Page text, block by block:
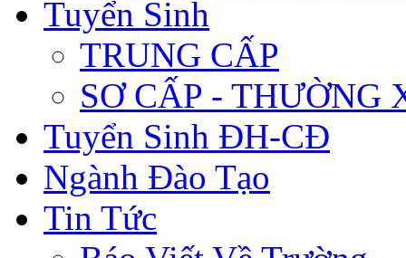
Tuyển Sinh
TRUNG CẤP
SƠ CẤP - THƯỜNG
Tuyển Sinh ĐH-CĐ
Ngành Đào Tạo
Tin Tức